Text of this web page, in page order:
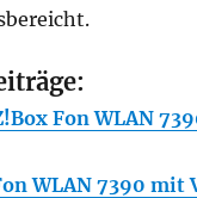
Fon WLAN
WLAN 7390 mit